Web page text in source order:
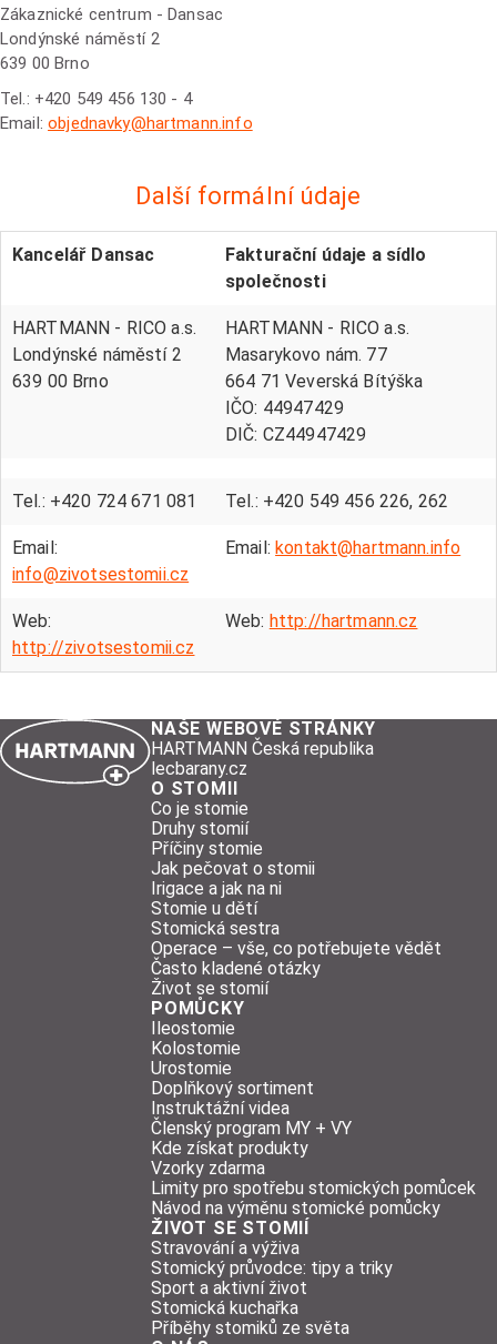
Zákaznické centrum - Dansac
Londýnské náměstí 2
639 00 Brno
Tel.: +420 549 456 130 - 4
Email:objednavky@hartmann.info
Další formální údaje
Kancelář Dansac
Fakturační údaje a sídlo
společnosti
HARTMANN - RICO a.s.
Londýnské náměstí 2
639 00 Brno
HARTMANN - RICO a.s.
Masarykovo nám. 77
664 71 Veverská Bítýška
IČO: 44947429
DIČ: CZ44947429
Tel.: +420 724 671 081 Tel.: +420 549 456 226, 262
Email:
info@zivotsestomii.cz
Email: kontakt@hartmann.info
Web:
http://zivotsestomii.cz
Web: http://hartmann.cz
NAŠE WEBOVÉ STRÁNKY
HARTMANN Česká republika
lecbarany.cz
O STOMII
Co je stomie
Druhy stomií
Příčiny stomie
Jak pečovat o stomii
Irigace a jak na ni
Stomie u dětí
Stomická sestra
Operace – vše, co potřebujete vědět
Často kladené otázky
Život se stomií
POMŮCKY
Ileostomie
Kolostomie
Urostomie
Doplňkový sortiment
Instruktážní videa
Členský program MY + VY
Kde získat produkty
Vzorky zdarma
Limity pro spotřebu stomických pomůcek
Návod na výměnu stomické pomůcky
ŽIVOT SE STOMIÍ
Stravování a výživa
Stomický průvodce: tipy a triky
Sport a aktivní život
Stomická kuchařka
Příběhy stomiků ze světa